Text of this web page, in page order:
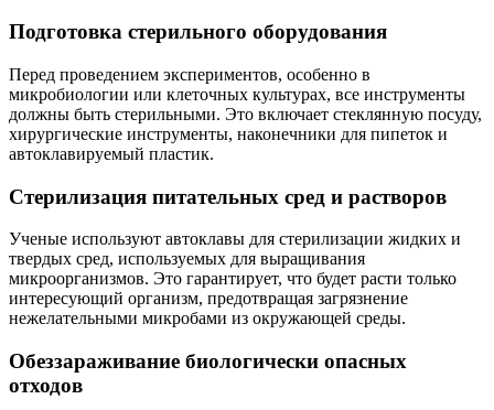
Подготовка стерильного оборудования
Перед проведением экспериментов, особенно в
микробиологии или клеточных культурах, все инструменты
должны быть стерильными. Это включает стеклянную посуду,
хирургические инструменты, наконечники для пипеток и
автоклавируемый пластик.
Стерилизация питательных сред и растворов
Ученые используют автоклавы для стерилизации жидких и
твердых сред, используемых для выращивания
микроорганизмов. Это гарантирует, что будет расти только
интересующий организм, предотвращая загрязнение
нежелательными микробами из окружающей среды.
Обеззараживание биологически опасных
отходов